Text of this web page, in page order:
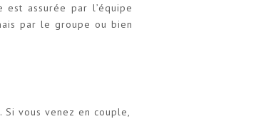
est assurée par l’équipe
par le groupe ou bien
vous venez en couple,